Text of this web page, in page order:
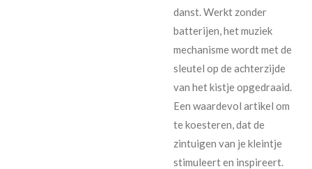
danst. Werkt zonder
batterijen, het muziek
mechanisme wordt met de
sleutel op de achterzijde
van het kistje opgedraaid.
Een waardevol artikel om
te koesteren, dat de
zintuigen van je kleintje
stimuleert en inspireert.